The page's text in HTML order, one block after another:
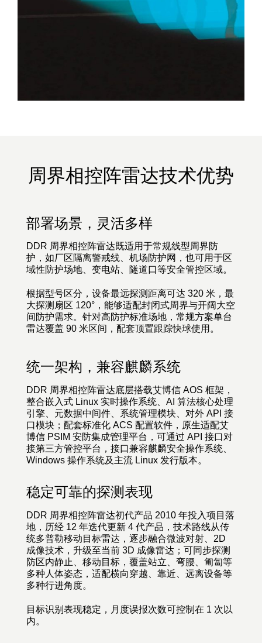
周界相控阵雷达技术优势
部署场景，灵活多样
DDR 周界相控阵雷达既适用于常规线型周界防
护，如厂区隔离警戒线、机场防护网，也可用于区
域性防护场地、变电站、隧道口等安全管控区域。
根据型号区分，设备最远探测距离可达 320 米，最
大探测扇区 120°，能够适配封闭式周界与开阔大空
间防护需求。针对高防护标准场地，常规方案单台
雷达覆盖 90 米区间，配套顶置跟踪快球使用 。
统一架构，兼容麒麟系统
DDR 周界相控阵雷达底层搭载艾博信 AOS 框架，
整合嵌入式 Linux 实时操作系统、AI 算法核心处理
引擎、元数据中间件、系统管理模块、对外 API 接
口模块；配套标准化 ACS 配置软件，原生适配艾
博信 PSIM 安防集成管理平台，可通过 API 接口对
接第三方管控平台，接口兼容麒麟安全操作系统、
Windows 操作系统及主流 Linux 发行版本。
稳定可靠的探测表现
DDR 周界相控阵雷达初代产品 2010 年投入项目落
地，历经 12 年迭代更新 4 代产品，技术路线从传
统多普勒移动目标雷达，逐步融合微波对射、2D
成像技术，升级至当前 3D 成像雷达；可同步探测
防区内静止、移动目标，覆盖站立、弯腰、匍匐等
多种人体姿态，适配横向穿越、靠近、远离设备等
多种行进角度。
目标识别表现稳定，月度误报次数可控制在 1 次以
内。